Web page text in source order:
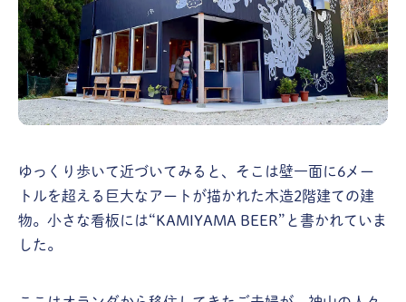
ゆっくり歩いて近づいてみると、そこは壁一面に6メー
トルを超える巨大なアートが描かれた木造2階建ての建
物。小さな看板には“KAMIYAMA BEER”と書かれていま
した。